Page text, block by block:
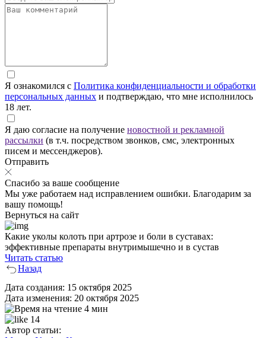
Я ознакомился с Политика конфиденциальности и обработки
персональных данных и подтверждаю, что мне исполнилось
18 лет.
Я даю согласие на получение новостной и рекламной
рассылки (в т.ч. посредством звонков, смс, электронных
писем и мессенджеров).
Отправить
Спасибо за ваше сообщение
Мы уже работаем над исправлением ошибки. Благодарим за
вашу помощь!
Вернуться на сайт
Какие уколы колоть при артрозе и боли в суставах:
эффективные препараты внутримышечно и в сустав
Читать статью
Назад
Дата создания: 15 октября 2025
Дата изменения: 20 октября 2025
4 мин
14
Автор статьи: